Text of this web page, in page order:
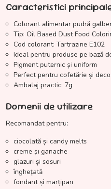
Caracteristici
Colorant alimentar pudră
Tip: Oil Based Dust Food
Cod colorant: Tartrazine E102
Ideal pentru produse pe bază
Pigment puternic și uniform
Perfect pentru cofetărie și
Ambalaj practic: 7g
Domenii de utilizare
Recomandat pentru:
ciocolată și candy melts
creme și ganache
glazuri și sosuri
înghețată
fondant și marțipan